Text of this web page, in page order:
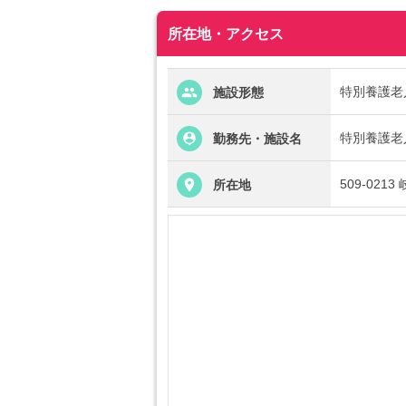
所在地・アクセス
施設形態 特別養護
勤務先・施設名 特別養護
所在地 509-0213